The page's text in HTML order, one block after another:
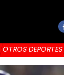
OTROS DEPORTES